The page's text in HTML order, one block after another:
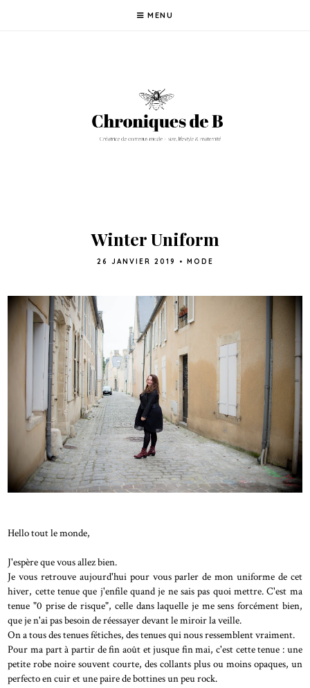
MENU
Winter Uniform
26 JANVIER 2019 • MODE
Hello tout le monde,
J'espère que vous allez bien.
Je vous retrouve aujourd'hui pour vous parler de mon uniforme de cet
hiver, cette tenue que j'enfile quand je ne sais pas quoi mettre. C'est ma
tenue "0 prise de risque", celle dans laquelle je me sens forcément bien,
que je n'ai pas besoin de réessayer devant le miroir la veille.
On a tous des tenues fétiches, des tenues qui nous ressemblent vraiment.
Pour ma part à partir de fin août et jusque fin mai, c'est cette tenue : une
petite robe noire souvent courte, des collants plus ou moins opaques, un
perfecto en cuir et une paire de bottines un peu rock.